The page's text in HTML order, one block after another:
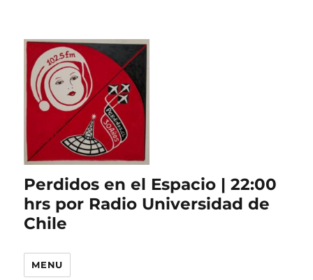
Perdidos en el Espacio | 22:00
hrs por Radio Universidad de
Chile
MENU